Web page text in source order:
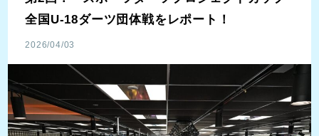
全国U-18ダーツ団体戦をレポート！
2026/04/03